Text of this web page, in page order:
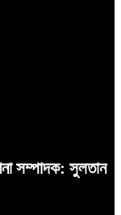
সম্পাদক: সুলতান